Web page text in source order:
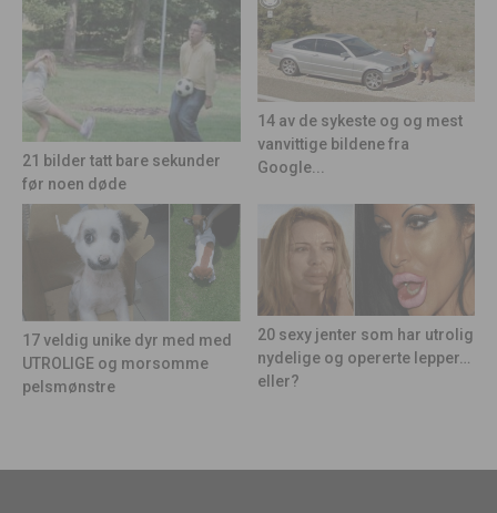
21 bilder tatt bare sekunder
før noen døde
14 av de sykeste og og mest
vanvittige bildene fra
Google...
17 veldig unike dyr med med
UTROLIGE og morsomme
pelsmønstre
20 sexy jenter som har utrolig
nydelige og opererte lepper…
eller?